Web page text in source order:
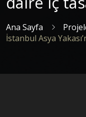
Ana Sayfa
İstanbul Asya